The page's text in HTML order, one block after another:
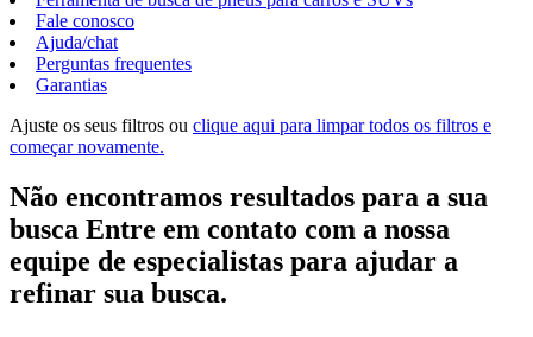
Fale conosco
Ajuda/chat
Perguntas frequentes
Garantias
Ajuste os seus filtros ou clique aqui para limpar todos os filtros e
começar novamente.
Não encontramos resultados para a sua
busca Entre em contato com a nossa
equipe de especialistas para ajudar a
refinar sua busca.